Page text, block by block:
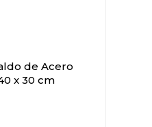
de Acero
x 30 cm